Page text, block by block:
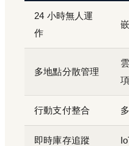
24 小時無人運
作
多地點分散管理
項
行動支付整合
即時庫存追蹤